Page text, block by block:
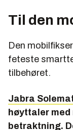
Til den
Den
feteste
tilbehøret.
Jabra
høyttaler
betraktning.